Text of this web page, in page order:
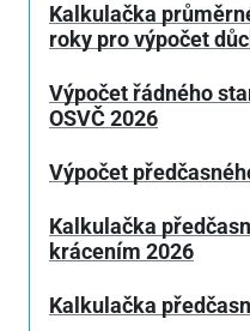
Kalkulačka
roky pro výpočet
Výpočet řádného
OSVČ 2026
Výpočet
Kalkulačka
krácením 2026
Kalkulačka